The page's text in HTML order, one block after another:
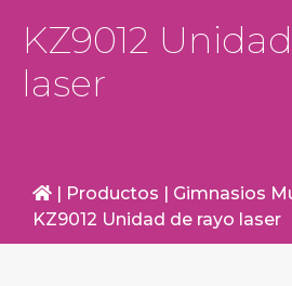
KZ9012
laser
| Productos | Gimnasios
KZ9012 Unidad de rayo laser